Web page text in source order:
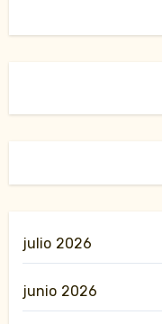
julio 2026
junio 2026